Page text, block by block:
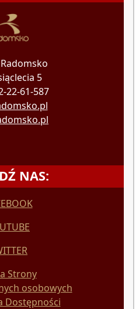
5
22-61-587
NAS:
Strony
osobowych
Dostępności